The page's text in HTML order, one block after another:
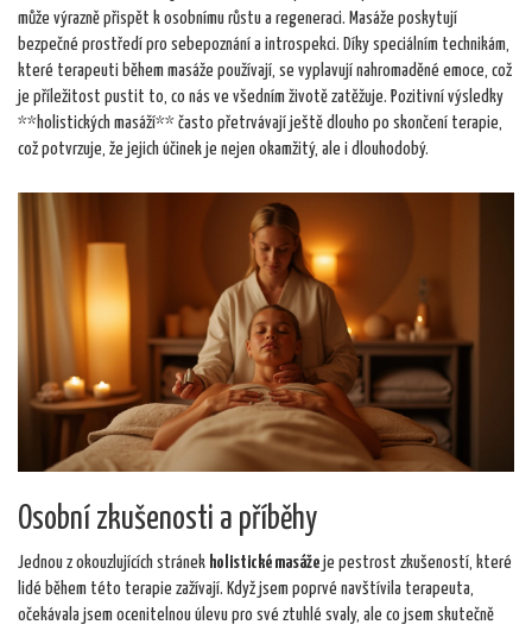
může výrazně přispět k osobnímu růstu a regeneraci. Masáže poskytují
bezpečné prostředí pro sebepoznání a introspekci. Díky speciálním technikám,
které terapeuti během masáže používají, se vyplavují nahromaděné emoce, což
je příležitost pustit to, co nás ve všedním životě zatěžuje. Pozitivní výsledky
**holistických masáží** často přetrvávají ještě dlouho po skončení terapie,
což potvrzuje, že jejich účinek je nejen okamžitý, ale i dlouhodobý.
Osobní zkušenosti a příběhy
Jednou z okouzlujících stránek holistické masáže je pestrost zkušeností, které
lidé během této terapie zažívají. Když jsem poprvé navštívila terapeuta,
očekávala jsem ocenitelnou úlevu pro své ztuhlé svaly, ale co jsem skutečně